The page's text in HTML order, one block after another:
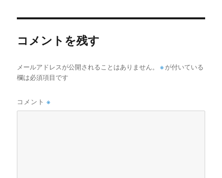
コメントを残す
メールアドレスが公開されることはありません。 ※が付いている
欄は必須項目です
コメント※